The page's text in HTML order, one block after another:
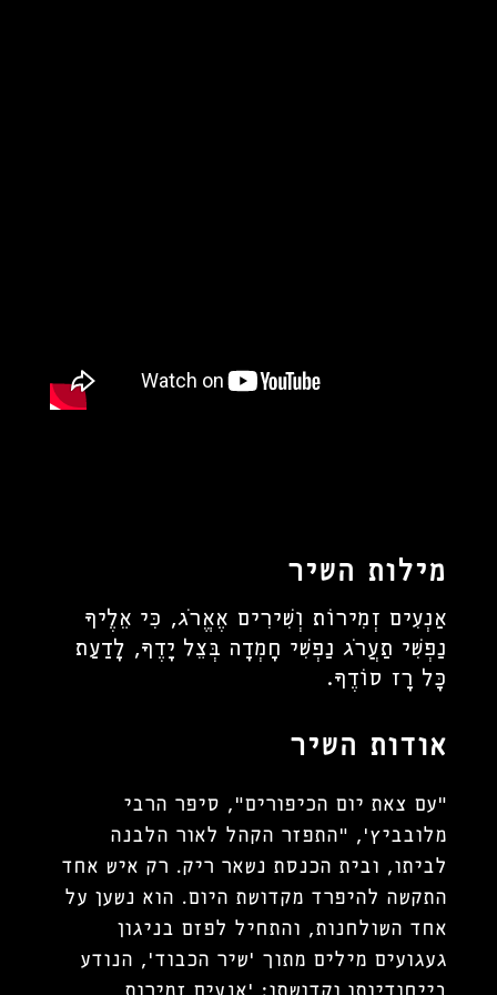
מילות השיר
אַנְעִים זְמִירוֹת וְשִׁירִים אֶאֱרֹג, כִּי אֵלֶיךָ
נַפְשִׁי תַעֲרֹג נַפְשִׁי חָמְדָה בְּצֵל יָדֶךָ, לָדַעַת
כָּל רָז סוֹדֶךָ.
אודות השיר
"עם צאת יום הכיפורים", סיפר הרבי
מלובביץ', "התפזר הקהל לאור הלבנה
לביתו, ובית הכנסת נשאר ריק. רק איש אחד
התקשה להיפרד מקדושת היום. הוא נשען על
אחד השולחנות, והתחיל לפזם בניגון
געגועים מילים מתוך 'שיר הכבוד', הנודע